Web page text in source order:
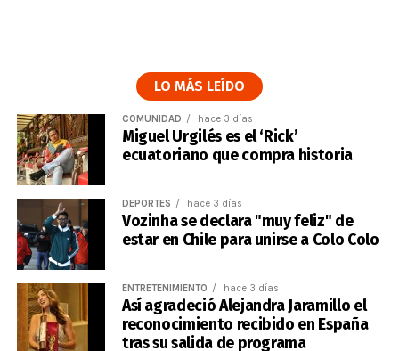
LO MÁS LEÍDO
COMUNIDAD hace 3 días
Miguel Urgilés es el ‘Rick’
ecuatoriano que compra historia
DEPORTES hace 3 días
Vozinha se declara "muy feliz" de
estar en Chile para unirse a Colo Colo
ENTRETENIMIENTO hace 3 días
Así agradeció Alejandra Jaramillo el
reconocimiento recibido en España
tras su salida de programa